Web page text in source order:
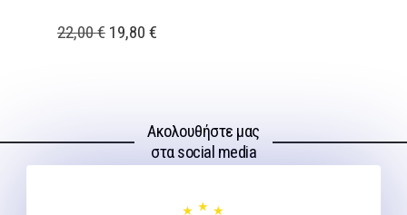
22,00€ Original
19,80 €Η
19,80 €.
Ακολουθήστε μας
στα social media